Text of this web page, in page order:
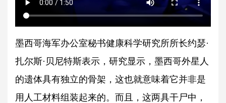
墨西哥海军办公室秘书健康科学研究所所长约瑟·
扎尔斯·贝尼特斯表示，研究显示，墨西哥外星人
的遗体具有独立的骨架，这也就意味着它并非是
用人工材料组装起来的。而且，这两具干尸中，